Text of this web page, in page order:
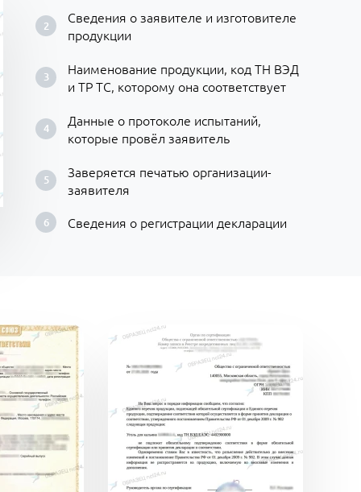
Сведения о заявителе и изготовителе
продукции
Наименование продукции, код ТН ВЭД
и ТР ТС, которому она соответствует
Данные о протоколе испытаний,
которые провёл заявитель
Заверяется печатью организации-
заявителя
Сведения о регистрации декларации